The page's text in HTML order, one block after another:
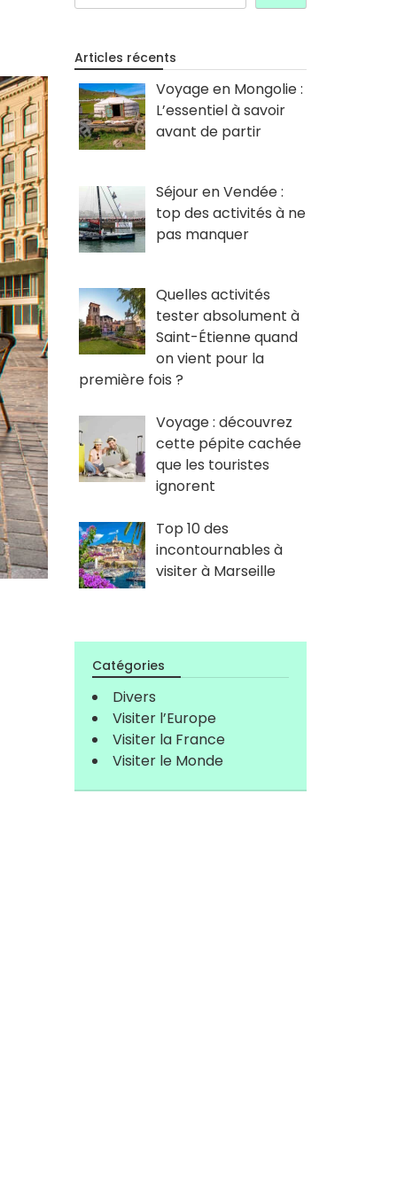
Articles récents
Voyage en Mongolie :
L’essentiel à savoir
avant de partir
Séjour en Vendée :
top des activités à ne
pas manquer
Quelles activités
tester absolument à
Saint-Étienne quand
on vient pour la
première fois ?
Voyage : découvrez
cette pépite cachée
que les touristes
ignorent
Top 10 des
incontournables à
visiter à Marseille
Catégories
Divers
Visiter l’Europe
Visiter la France
Visiter le Monde